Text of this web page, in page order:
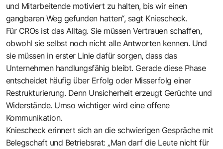
und Mitarbeitende motiviert zu halten, bis wir einen
gangbaren Weg gefunden hatten“, sagt Kniescheck.
Für CROs ist das Alltag. Sie müssen Vertrauen schaffen,
obwohl sie selbst noch nicht alle Antworten kennen. Und
sie müssen in erster Linie dafür sorgen, dass das
Unternehmen handlungsfähig bleibt. Gerade diese Phase
entscheidet häufig über Erfolg oder Misserfolg einer
Restrukturierung. Denn Unsicherheit erzeugt Gerüchte und
Widerstände. Umso wichtiger wird eine offene
Kommunikation.
Kniescheck erinnert sich an die schwierigen Gespräche mit
Belegschaft und Betriebsrat: „Man darf die Leute nicht für